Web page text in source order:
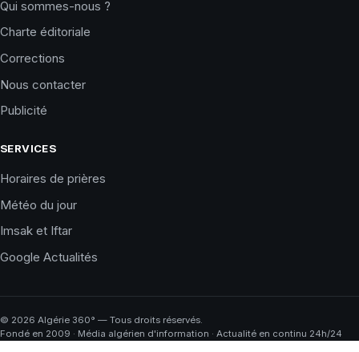
Qui sommes-nous ?
Charte éditoriale
Corrections
Nous contacter
Publicité
SERVICES
Horaires de prières
Météo du jour
Imsak et Iftar
Google Actualités
© 2026 Algérie 360° — Tous droits réservés.
Fondé en 2009 · Média algérien d'information · Actualité en continu 24h/24